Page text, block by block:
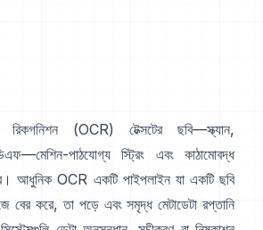
রিকগনিশন (OCR) টেক্সটের ছবি—স্ক্যান,
পাঠযোগ্য স্ট্রিং এবং কাঠামোবদ্ধ
আধুনিক OCR একটি পাইপলাইন যা একটি ছবি
বের করে, তা পড়ে এবং সমৃদ্ধ মেটাডেটা রপ্তানি